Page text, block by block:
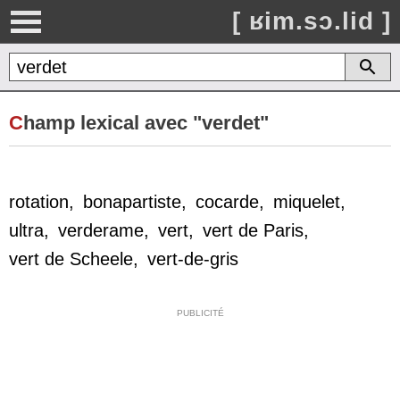
[ ʁim.sɔ.lid ]
Champ lexical avec "verdet"
rotation, bonapartiste, cocarde, miquelet,
ultra, verderame, vert, vert de Paris,
vert de Scheele, vert-de-gris
PUBLICITÉ